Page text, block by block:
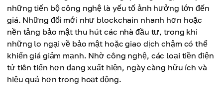
những tiến bộ công nghệ là yếu tố ảnh hưởng lớn đến
giá. Những đổi mới như blockchain nhanh hơn hoặc
nền tảng bảo mật thu hút các nhà đầu tư, trong khi
những lo ngại về bảo mật hoặc giao dịch chậm có thể
khiến giá giảm mạnh. Nhờ công nghệ, các loại tiền điện
tử tiên tiến hơn đang xuất hiện, ngày càng hữu ích và
hiệu quả hơn trong hoạt động.